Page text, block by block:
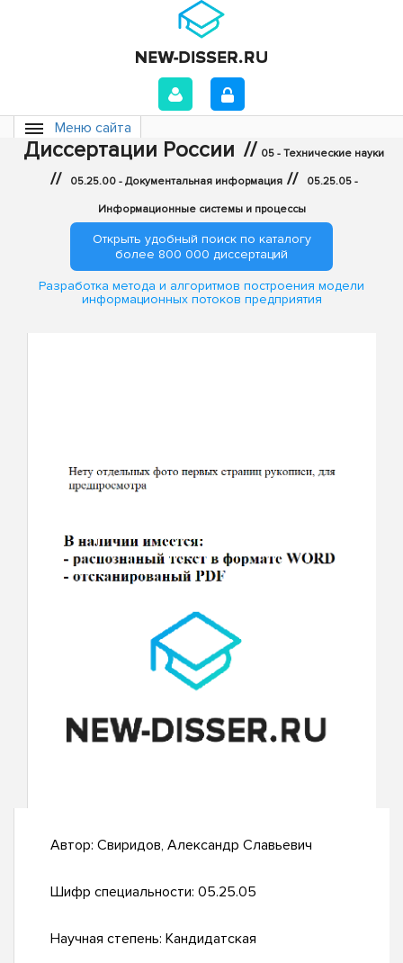
Меню сайта
Диссертации России // 05 - Технические науки
// 05.25.00 - Документальная информация // 05.25.05 -
Информационные системы и процессы
Открыть удобный поиск по каталогу
более 800 000 диссертаций
Разработка метода и алгоритмов построения модели
информационных потоков предприятия
Автор: Свиридов, Александр Славьевич
Шифр специальности: 05.25.05
Научная степень: Кандидатская